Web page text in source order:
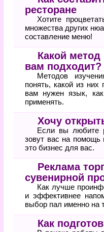
ресторане
Хотите
множества других
составление меню!
Какой метод
вам подходит?
Методов
понять, какой из
вам нужен язык,
применять.
Хочу
Если вы любите
зовут вас на
это бизнес для вас.
Реклама
сувенирной
Как лучше
и эффективнее
выбор пал именно на
Как